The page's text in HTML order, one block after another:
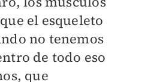
el esqueleto
no tenemos
de todo eso
que